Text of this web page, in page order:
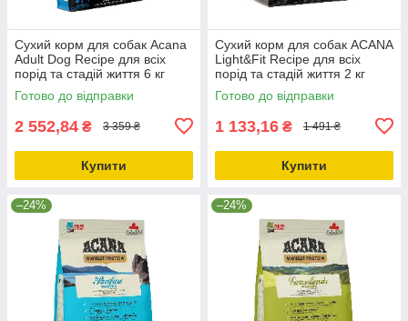
Сухий корм для собак Acana
Adult Dog Recipe для всіх
порід та стадій життя 6 кг
(a52560)
Готово до відправки
2 552,84 ₴ 3 359 ₴
Купити
Сухий корм для собак ACANA
Light&Fit Recipe для всіх
порід та стадій життя 2 кг
(a51220)
Готово до відправки
1 133,16 ₴ 1 491 ₴
Купити
–24% –24%